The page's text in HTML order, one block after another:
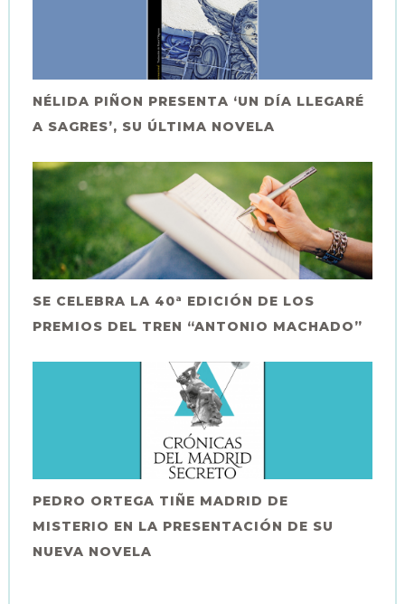
NÉLIDA PIÑON PRESENTA ‘UN DÍA LLEGARÉ
A SAGRES’, SU ÚLTIMA NOVELA
SE CELEBRA LA 40ª EDICIÓN DE LOS
PREMIOS DEL TREN “ANTONIO MACHADO”
PEDRO ORTEGA TIÑE MADRID DE
MISTERIO EN LA PRESENTACIÓN DE SU
NUEVA NOVELA